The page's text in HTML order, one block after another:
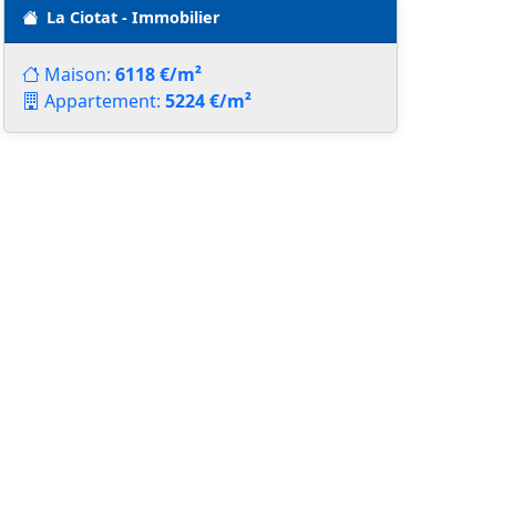
La Ciotat - Immobilier
Maison: 6118 €/m²
Appartement: 5224 €/m²